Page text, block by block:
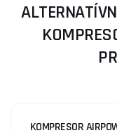
KOMPRESOR